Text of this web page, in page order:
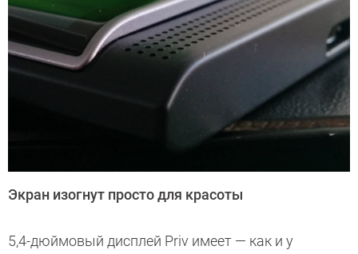
Экран изогнут просто для красоты
5,4-дюймовый дисплей Priv имеет — как и у